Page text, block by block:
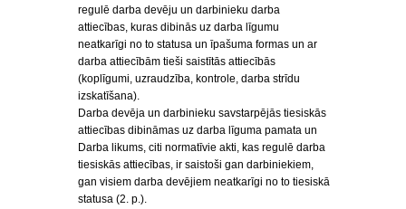
regulē darba devēju un darbinieku darba
attiecības, kuras dibinās uz darba līgumu
neatkarīgi no to statusa un īpašuma formas un ar
darba attiecībām tieši saistītās attiecībās
(koplīgumi, uzraudzība, kontrole, darba strīdu
izskatīšana).
Darba devēja un darbinieku savstarpējās tiesiskās
attiecības dibināmas uz darba līguma pamata un
Darba likums, citi normatīvie akti, kas regulē darba
tiesiskās attiecības, ir saistoši gan darbiniekiem,
gan visiem darba devējiem neatkarīgi no to tiesiskā
statusa (2. p.).